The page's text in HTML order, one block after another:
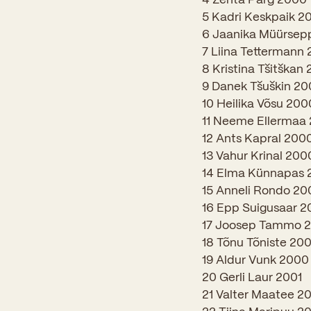
5 Kadri Keskpaik
6 Jaanika
7 Liina Tettermann
8 Kristina Tšitškan
9 Danek Tšuškin
10 Heilika Võsu
11 Neeme
12 Ants Kapral
13 Vahur Krinal
14 Elma Künnapas
15 Anneli Rondo
16 Epp Suigusaar
17 Joosep Tammo
18 Tõnu Tõniste
19 Aldur Vunk 2000
20 Gerli Laur 2001
21 Valter Maatee